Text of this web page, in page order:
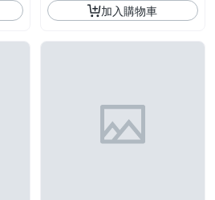
加入購物車